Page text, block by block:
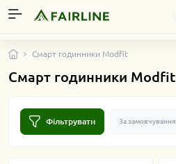
Смарт годинники Modfit
Смарт годинники Modfit
Фільтрувати